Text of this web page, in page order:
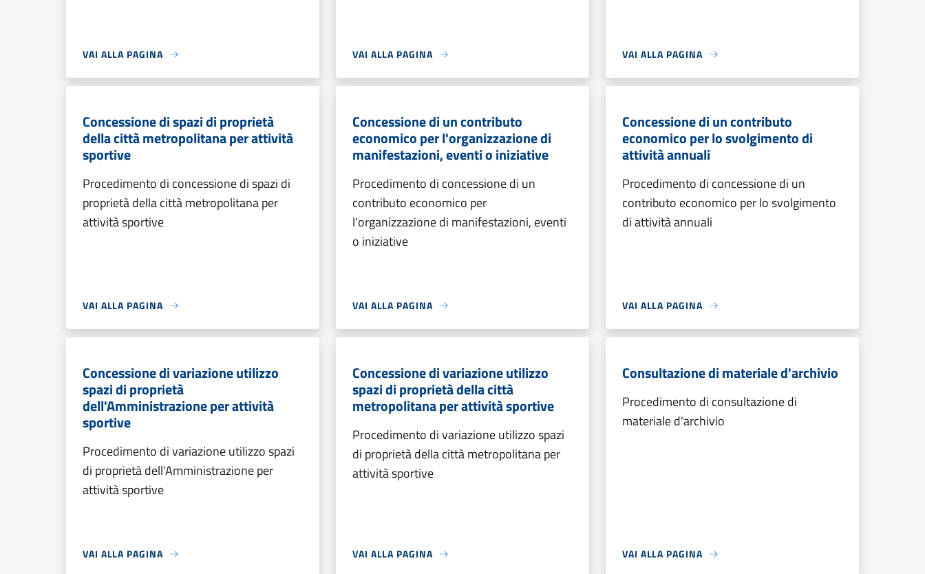
VAI ALLA PAGINA VAI ALLA PAGINA VAI ALLA PAGINA
Concessione di spazi di proprietà
della città metropolitana per attività
sportive
Procedimento di concessione di spazi di
proprietà della città metropolitana per
attività sportive
VAI ALLA PAGINA
Concessione di un contributo
economico per l'organizzazione di
manifestazioni, eventi o iniziative
Procedimento di concessione di un
contributo economico per
l'organizzazione di manifestazioni, eventi
o iniziative
VAI ALLA PAGINA
Concessione di un contributo
economico per lo svolgimento di
attività annuali
Procedimento di concessione di un
contributo economico per lo svolgimento
di attività annuali
VAI ALLA PAGINA
Concessione di variazione utilizzo
spazi di proprietà
dell'Amministrazione per attività
sportive
Procedimento di variazione utilizzo spazi
di proprietà dell'Amministrazione per
attività sportive
VAI ALLA PAGINA
Concessione di variazione utilizzo
spazi di proprietà della città
metropolitana per attività sportive
Procedimento di variazione utilizzo spazi
di proprietà della città metropolitana per
attività sportive
VAI ALLA PAGINA
Consultazione di materiale d'archivio
Procedimento di consultazione di
materiale d'archivio
VAI ALLA PAGINA